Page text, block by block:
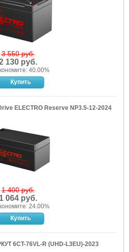
3 550 руб.
130 руб.
40.00%
ELECTRO Reserve NP3.5-12-2024
1 400 руб.
1 064 руб.
24.00%
6CT-76VL-R (UHD-L3EU)-2023